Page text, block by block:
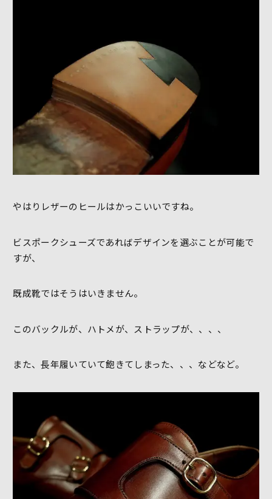
やはりレザーのヒールはかっこいいですね。
ビスポークシューズであればデザインを選ぶことが可能で
すが、
既成靴ではそうはいきません。
このバックルが、ハトメが、ストラップが、、、、
また、長年履いていて飽きてしまった、、、などなど。